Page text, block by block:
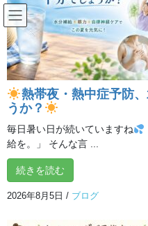
コ
ン
テ
ン
ツ
へ
ス
ッ
プ
ナ
ビ
ゲ
ー
シ
ョ
ン
移
動
インフォ
HOME インフォメーション 腸
2017年4月17日 / 最終更新日時 :
腸活ヨガ体験会
皆さん。こんにちは。
熱帯夜・熱中症予防
うか？
毎日暑い日が続いていますね
給を。」 そんな言 ...
続きを読む
2026年8月5日 / ブログ